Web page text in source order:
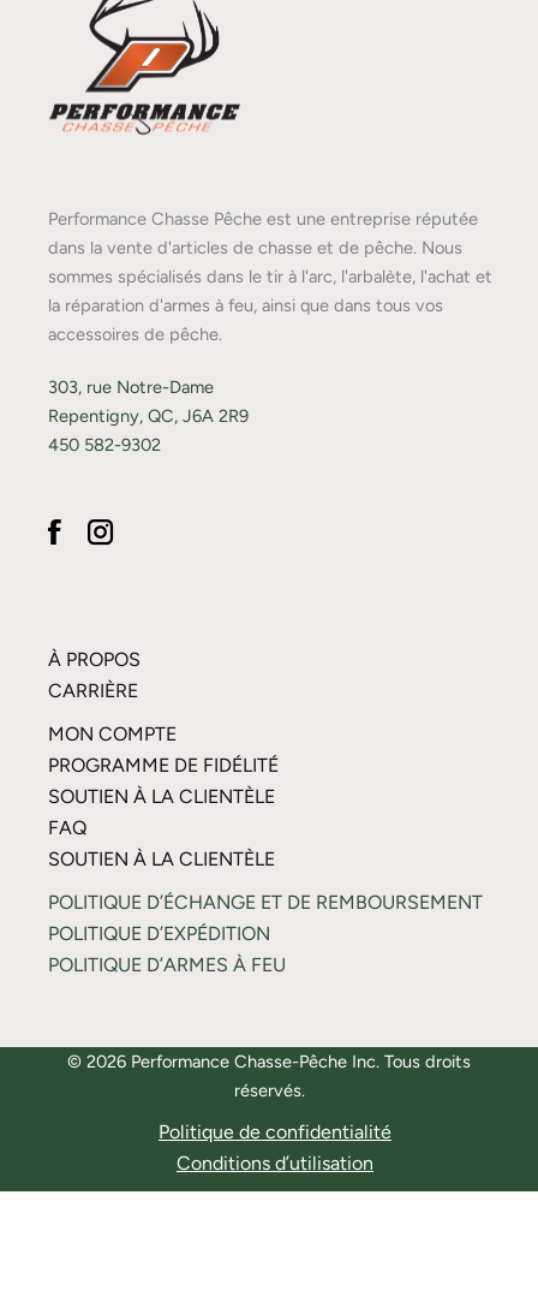
Performance Chasse Pêche est une entreprise réputée
dans la vente d'articles de chasse et de pêche. Nous
sommes spécialisés dans le tir à l'arc, l'arbalète, l'achat et
la réparation d'armes à feu, ainsi que dans tous vos
accessoires de pêche.
303, rue Notre-Dame
Repentigny, QC, J6A 2R9
450 582-9302
À PROPOS
CARRIÈRE
MON COMPTE
PROGRAMME DE FIDÉLITÉ
SOUTIEN À LA CLIENTÈLE
FAQ
SOUTIEN À LA CLIENTÈLE
POLITIQUE D’ÉCHANGE ET DE REMBOURSEMENT
POLITIQUE D’EXPÉDITION
POLITIQUE D’ARMES À FEU
© 2026 Performance Chasse-Pêche Inc. Tous droits
réservés.
Politique de confidentialité
Conditions d’utilisation